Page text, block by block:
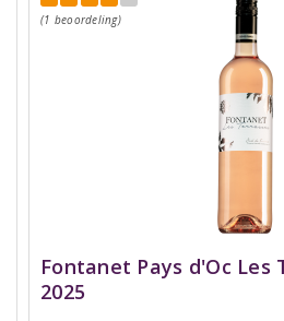
(1 beoordeling)
Fontanet Pays d'Oc Les
2025